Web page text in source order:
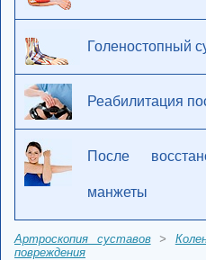
Голеностопный
Реабилитация
После
манжеты
Артроскопия суставов>
повреждения